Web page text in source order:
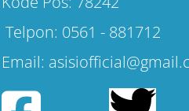
Telpon: 0561 - 881712
Email: